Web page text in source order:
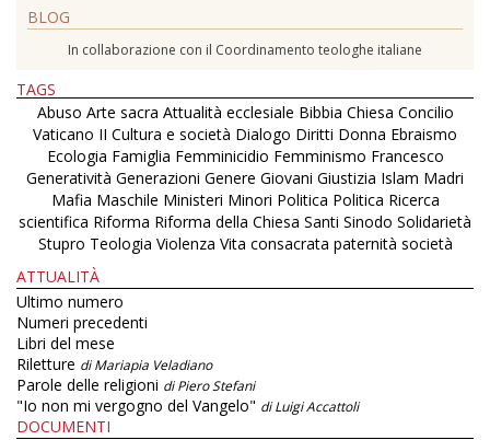
BLOG
In collaborazione con il Coordinamento teologhe italiane
TAGS
Abuso Arte sacra Attualità ecclesiale Bibbia Chiesa Concilio
Vaticano II Cultura e società Dialogo Diritti Donna Ebraismo
Ecologia Famiglia Femminicidio Femminismo Francesco
Generatività Generazioni Genere Giovani Giustizia Islam Madri
Mafia Maschile Ministeri Minori Politica Politica Ricerca
scientifica Riforma Riforma della Chiesa Santi Sinodo Solidarietà
Stupro Teologia Violenza Vita consacrata paternità società
ATTUALITÀ
Ultimo numero
Numeri precedenti
Libri del mese
Riletture di Mariapia Veladiano
Parole delle religioni di Piero Stefani
"Io non mi vergogno del Vangelo" di Luigi Accattoli
DOCUMENTI